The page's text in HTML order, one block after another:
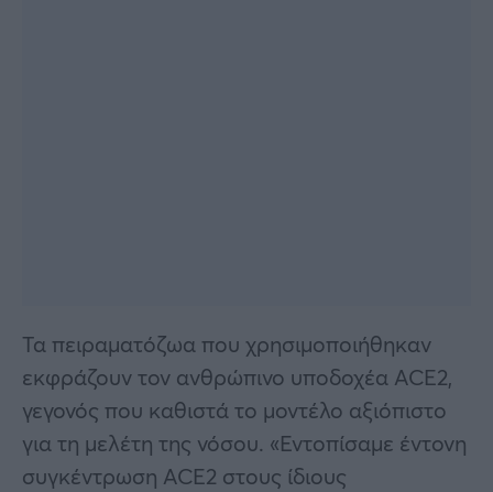
Τα πειραματόζωα που χρησιμοποιήθηκαν
εκφράζουν τον ανθρώπινο υποδοχέα ACE2,
γεγονός που καθιστά το μοντέλο αξιόπιστο
για τη μελέτη της νόσου. «Εντοπίσαμε έντονη
συγκέντρωση ACE2 στους ίδιους